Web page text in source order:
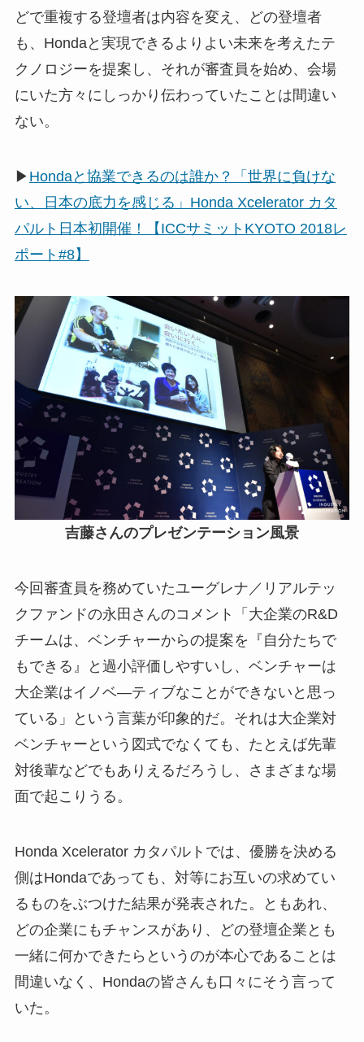
どで重複する登壇者は内容を変え、どの登壇者
も、Hondaと実現できるよりよい未来を考えたテ
クノロジーを提案し、それが審査員を始め、会場
にいた方々にしっかり伝わっていたことは間違い
ない。
▶ Hondaと協業できるのは誰か？「世界に負けな
い、日本の底力を感じる」Honda Xcelerator カタ
パルト日本初開催！【ICCサミットKYOTO 2018レ
ポート#8】
吉藤さんのプレゼンテーション風景
今回審査員を務めていたユーグレナ／リアルテッ
クファンドの永田さんのコメント「大企業のR&D
チームは、ベンチャーからの提案を『自分たちで
もできる』と過小評価しやすいし、ベンチャーは
大企業はイノベ―ティブなことができないと思っ
ている」という言葉が印象的だ。それは大企業対
ベンチャーという図式でなくても、たとえば先輩
対後輩などでもありえるだろうし、さまざまな場
面で起こりうる。
Honda Xcelerator カタパルトでは、優勝を決める
側はHondaであっても、対等にお互いの求めてい
るものをぶつけた結果が発表された。ともあれ、
どの企業にもチャンスがあり、どの登壇企業とも
一緒に何かできたらというのが本心であることは
間違いなく、Hondaの皆さんも口々にそう言って
いた。